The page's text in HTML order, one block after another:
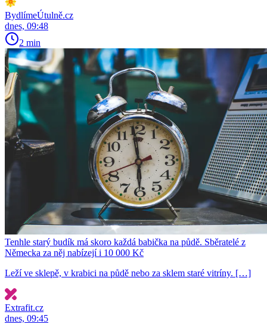
BydlímeÚtulně.cz
dnes, 09:48
2 min
Tenhle starý budík má skoro každá babička na půdě. Sběratelé z
Německa za něj nabízejí i 10 000 Kč
Leží ve sklepě, v krabici na půdě nebo za sklem staré vitríny. […]
Extrafit.cz
dnes, 09:45